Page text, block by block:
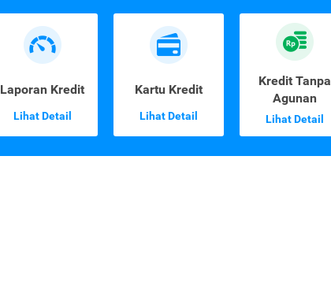
Laporan Kredit
Lihat Detail
Kartu Kredit
Lihat Detail
Kredit Tanpa
Agunan
Lihat Detail